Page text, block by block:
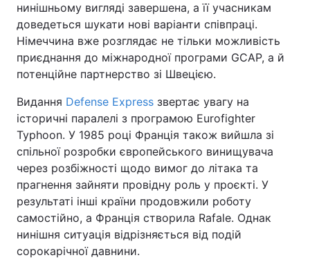
нинішньому вигляді завершена, а її учасникам
доведеться шукати нові варіанти співпраці.
Німеччина вже розглядає не тільки можливість
приєднання до міжнародної програми GCAP, а й
потенційне партнерство зі Швецією.
Видання Defense Express звертає увагу на
історичні паралелі з програмою Eurofighter
Typhoon. У 1985 році Франція також вийшла зі
спільної розробки європейського винищувача
через розбіжності щодо вимог до літака та
прагнення зайняти провідну роль у проєкті. У
результаті інші країни продовжили роботу
самостійно, а Франція створила Rafale. Однак
нинішня ситуація відрізняється від подій
сорокарічної давнини.